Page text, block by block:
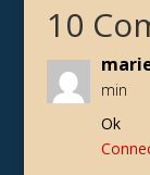
10
min
Ok